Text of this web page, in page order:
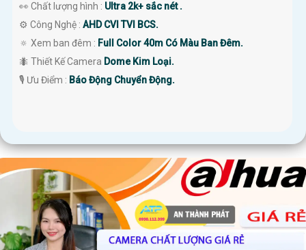
👀 Chất lượng hình : Ultra 2k+ sắc nét .
⚙ Công Nghệ : AHD CVI TVI BCS.
🔅 Xem ban đêm : Full Color 40m Có Màu Ban Đêm.
🐜 Thiết Kế Camera Dome Kim Loại.
️🎙 Ưu Điểm : Báo Động Chuyển Động.